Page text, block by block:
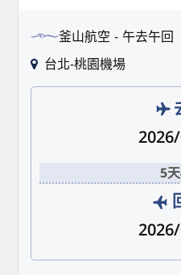
釜山航空
午去午回
台北-桃園機場
5